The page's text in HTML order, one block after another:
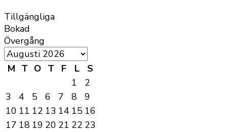
Tillgängliga
Bokad
Övergång
M T O T F L
S
1
2
3
4 5 6 7 8
9
10 11 12 13 14 15 16
17 18 19 20 21 22 23